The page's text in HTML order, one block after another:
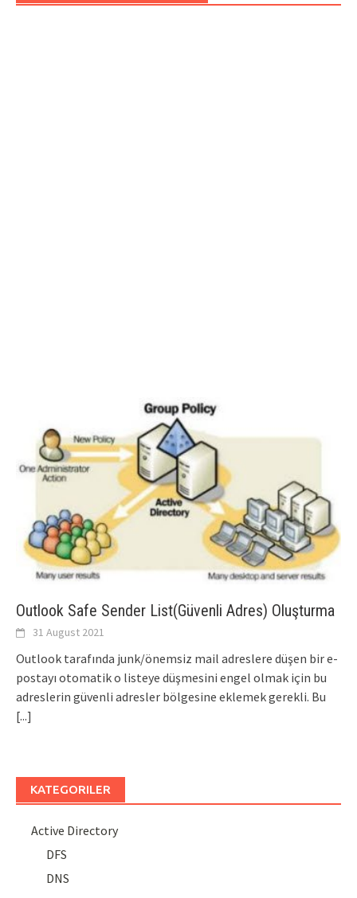
Outlook Safe Sender List(Güvenli Adres) Oluşturma
31 August 2021
Outlook tarafında junk/önemsiz mail adreslere düşen bir e-
postayı otomatik o listeye düşmesini engel olmak için bu
adreslerin güvenli adresler bölgesine eklemek gerekli. Bu
[...]
KATEGORILER
Active Directory
DFS
DNS